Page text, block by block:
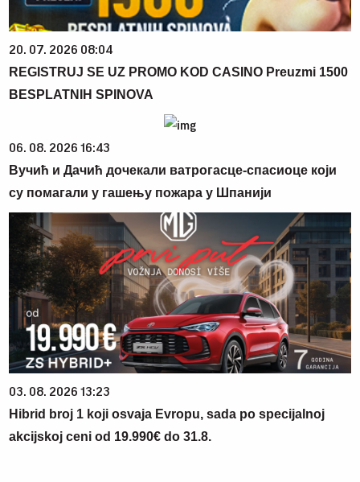
20. 07. 2026 08:04
REGISTRUJ SE UZ PROMO KOD CASINO Preuzmi 1500
BESPLATNIH SPINOVA
06. 08. 2026 16:43
Вучић и Дачић дочекали ватрогасце-спасиоце који
су помагали у гашењу пожара у Шпанији
03. 08. 2026 13:23
Hibrid broj 1 koji osvaja Evropu, sada po specijalnoj
akcijskoj ceni od 19.990€ do 31.8.